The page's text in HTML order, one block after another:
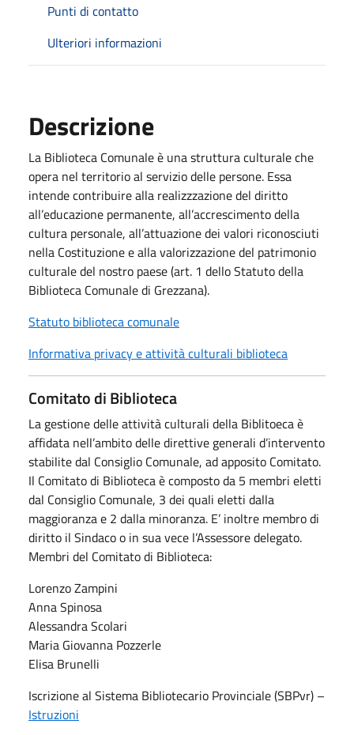
Punti di contatto
Ulteriori informazioni
Descrizione
La Biblioteca Comunale è una struttura culturale che
opera nel territorio al servizio delle persone. Essa
intende contribuire alla realizzzazione del diritto
all’educazione permanente, all’accrescimento della
cultura personale, all’attuazione dei valori riconosciuti
nella Costituzione e alla valorizzazione del patrimonio
culturale del nostro paese (art. 1 dello Statuto della
Biblioteca Comunale di Grezzana).
Statuto biblioteca comunale
Informativa privacy e attività culturali biblioteca
Comitato di Biblioteca
La gestione delle attività culturali della Biblitoeca è
affidata nell’ambito delle direttive generali d’intervento
stabilite dal Consiglio Comunale, ad apposito Comitato.
Il Comitato di Biblioteca è composto da 5 membri eletti
dal Consiglio Comunale, 3 dei quali eletti dalla
maggioranza e 2 dalla minoranza. E’ inoltre membro di
diritto il Sindaco o in sua vece l’Assessore delegato.
Membri del Comitato di Biblioteca:
Lorenzo Zampini
Anna Spinosa
Alessandra Scolari
Maria Giovanna Pozzerle
Elisa Brunelli
Iscrizione al Sistema Bibliotecario Provinciale (SBPvr) –
Istruzioni